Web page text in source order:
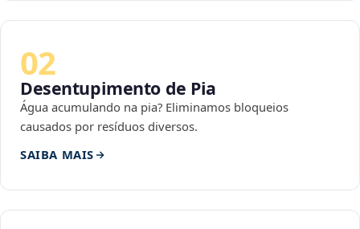
02
Desentupimento de Pia
Água acumulando na pia? Eliminamos bloqueios
causados por resíduos diversos.
SAIBA MAIS